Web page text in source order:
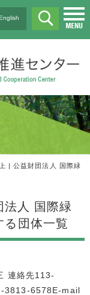
| 公益財団法人 国際緑
法人 国際緑
る団体一覧
連絡先113-
3813-6578E-mail